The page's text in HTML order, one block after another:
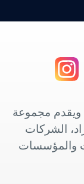
مصرف الأمان في عام 2003، ويقدم مجموعة
الشركات
والمؤسسات